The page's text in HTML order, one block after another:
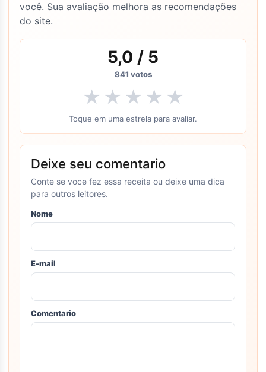
você. Sua avaliação melhora as recomendações
do site.
5,0 / 5
841 votos
★ ★ ★ ★ ★
Toque em uma estrela para avaliar.
Deixe seu comentario
Conte se voce fez essa receita ou deixe uma dica
para outros leitores.
Nome
E-mail
Comentario